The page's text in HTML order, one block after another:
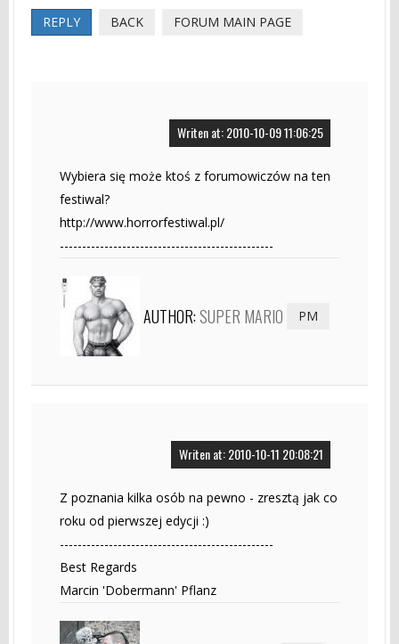
REPLY BACK FORUM MAIN PAGE
Writen at: 2010-10-09 11:06:25
Wybiera się może ktoś z forumowiczów na ten
festiwal?
http://www.horrorfestiwal.pl/
------------------------------------------------
AUTHOR:SUPER MARIO PM
Writen at: 2010-10-11 20:08:21
Z poznania kilka osób na pewno - zresztą jak co
roku od pierwszej edycji :)
------------------------------------------------
Best Regards
Marcin 'Dobermann' Pflanz